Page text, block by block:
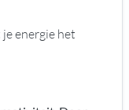
energie het